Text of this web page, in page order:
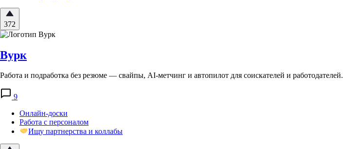
372
Вурк
Работа и подработка без резюме — свайпы, AI-метчинг и автопилот для соискателей и работодателей.
9
Онлайн-доски
Работа с персоналом
Ищу партнерства и коллабы